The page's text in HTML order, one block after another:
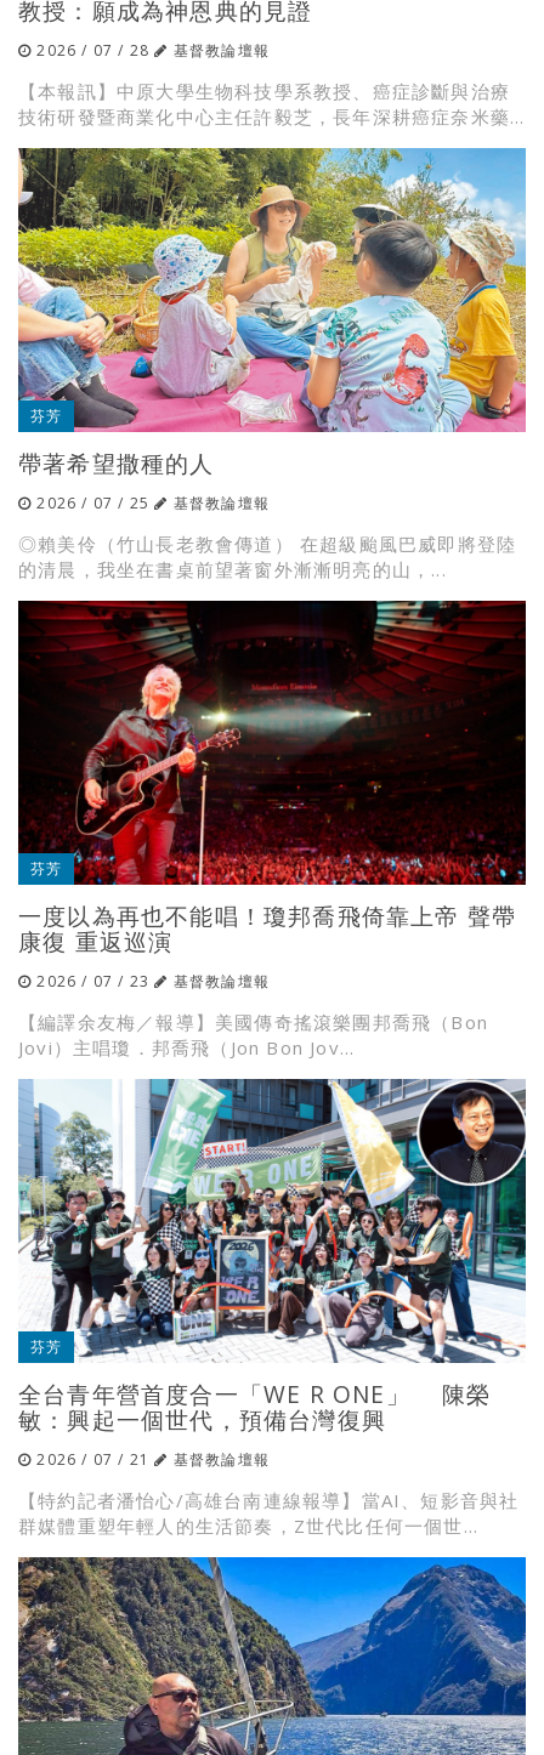
教授：願成為神恩典的見證
2026 / 07 / 28 基督教論壇報
【本報訊】中原大學生物科技學系教授、癌症診斷與治療
技術研發暨商業化中心主任許毅芝，長年深耕癌症奈米藥...
芬芳
帶著希望撒種的人
2026 / 07 / 25 基督教論壇報
◎賴美伶（竹山長老教會傳道） 在超級颱風巴威即將登陸
的清晨，我坐在書桌前望著窗外漸漸明亮的山，...
芬芳
一度以為再也不能唱！瓊邦喬飛倚靠上帝 聲帶
康復 重返巡演
2026 / 07 / 23 基督教論壇報
【編譯余友梅／報導】美國傳奇搖滾樂團邦喬飛（Bon
Jovi）主唱瓊．邦喬飛（Jon Bon Jov...
芬芳
全台青年營首度合一「WE R ONE」 陳榮
敏：興起一個世代，預備台灣復興
2026 / 07 / 21 基督教論壇報
【特約記者潘怡心/高雄台南連線報導】當AI、短影音與社
群媒體重塑年輕人的生活節奏，Z世代比任何一個世...